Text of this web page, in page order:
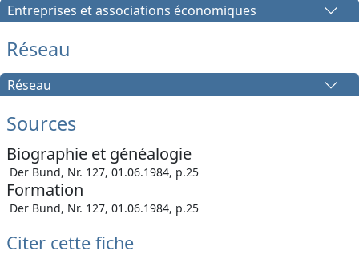
Entreprises et associations économiques
Réseau
Réseau
Sources
Biographie et généalogie
Der Bund, Nr. 127, 01.06.1984, p.25
Formation
Der Bund, Nr. 127, 01.06.1984, p.25
Citer cette fiche